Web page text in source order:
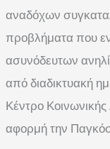
αναδόχων
προβλήματα που
ασυνόδευτων
από διαδικτυακή
Κέντρο
αφορμή την